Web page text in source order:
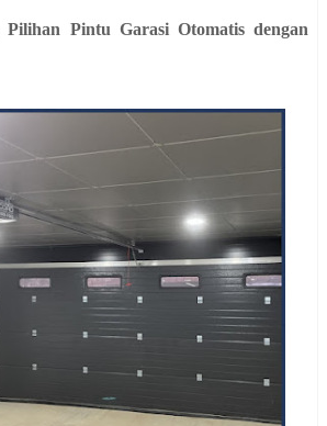
Pintu Garasi Otomatis dengan